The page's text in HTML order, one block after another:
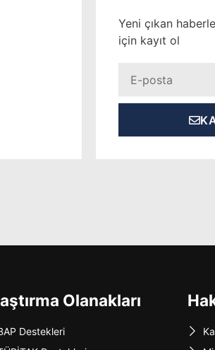
Yeni çıkan
için kayıt ol
Olanakları
Destekleri